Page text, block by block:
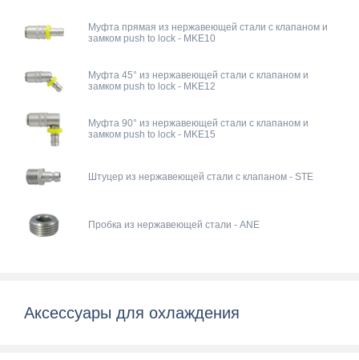
Муфта прямая из нержавеющей стали с клапаном и
замком push to lock - MKE10
Муфта 45° из нержавеющей стали с клапаном и
замком push to lock - MKE12
Муфта 90° из нержавеющей стали с клапаном и
замком push to lock - MKE15
Штуцер из нержавеющей стали с клапаном - STE
Пробка из нержавеющей стали - ANE
Аксессуары для охлаждения